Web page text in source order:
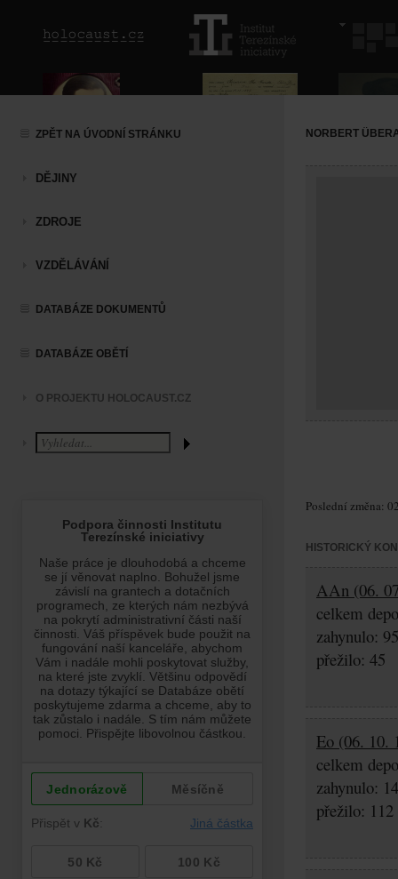
ZPĚT NA ÚVODNÍ STRÁNKU
DĚJINY
ZDROJE
VZDĚLÁVÁNÍ
DATABÁZE DOKUMENTŮ
DATABÁZE OBĚTÍ
O PROJEKTU HOLOCAUST.CZ
NORBERT
Poslední změna:
HISTORICKÝ
AAn (06.
celkem
zahynulo:
přežilo: 45
Eo (06. 10.
celkem
zahynulo:
přežilo: 112